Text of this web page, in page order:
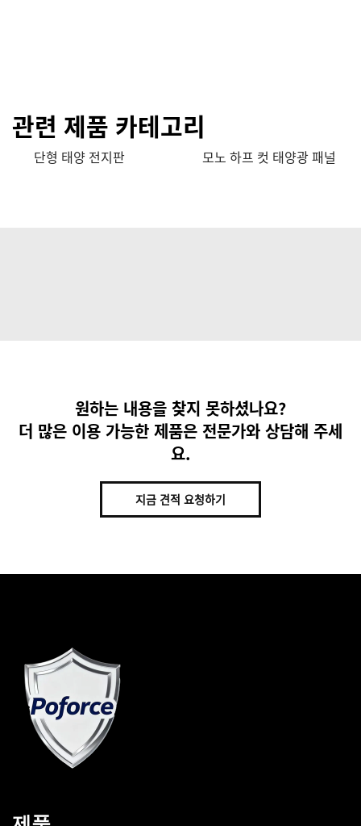
관련 제품 카테고리
단형 태양 전지판 모노 하프 컷 태양광 패널
원하는 내용을 찾지 못하셨나요?
더 많은 이용 가능한 제품은 전문가와 상담해 주세
요.
지금 견적 요청하기